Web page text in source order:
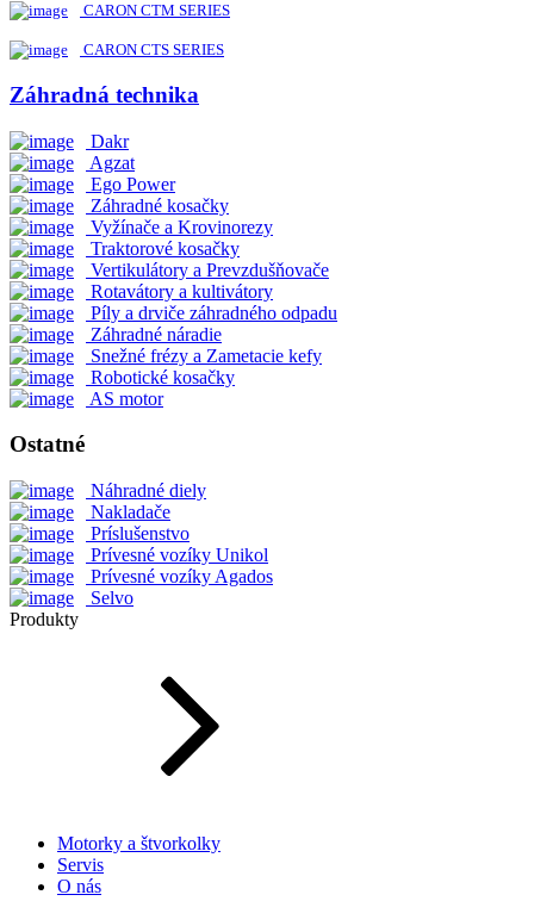
CARON CTM SERIES
CARON CTS SERIES
Záhradná technika
Dakr
Agzat
Ego Power
Záhradné kosačky
Vyžínače a Krovinorezy
Traktorové kosačky
Vertikulátory a Prevzdušňovače
Rotavátory a kultivátory
Píly a drviče záhradného odpadu
Záhradné náradie
Snežné frézy a Zametacie kefy
Robotické kosačky
AS motor
Ostatné
Náhradné diely
Nakladače
Príslušenstvo
Prívesné vozíky Unikol
Prívesné vozíky Agados
Selvo
Produkty
Motorky a štvorkolky
Servis
O nás